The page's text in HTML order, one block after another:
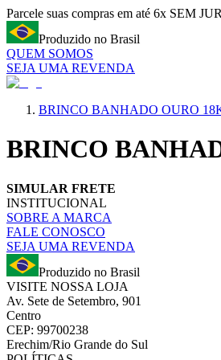
Parcele suas compras em até 6x SEM
Produzido no Brasil
QUEM SOMOS
SEJA UMA REVENDA
BRINCO BANHADO OURO
BRINCO
SIMULAR FRETE
INSTITUCIONAL
SOBRE A MARCA
FALE CONOSCO
SEJA UMA REVENDA
Produzido no Brasil
VISITE NOSSA LOJA
Av. Sete de Setembro, 901
Centro
CEP: 99700238
Erechim/Rio Grande do Sul